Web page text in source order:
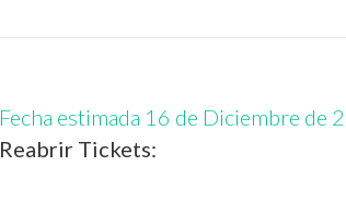
Fecha estimada 16 de Diciembre de
Reabrir Tickets: